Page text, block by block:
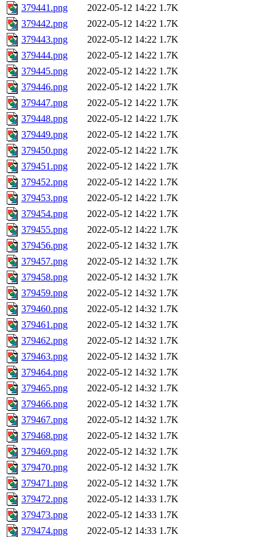
379441.png
2022-05-12 14:22 1.7K
379442.png
2022-05-12 14:22 1.7K
379443.png
2022-05-12 14:22 1.7K
379444.png
2022-05-12 14:22 1.7K
379445.png
2022-05-12 14:22 1.7K
379446.png
2022-05-12 14:22 1.7K
379447.png
2022-05-12 14:22 1.7K
379448.png
2022-05-12 14:22 1.7K
379449.png
2022-05-12 14:22 1.7K
379450.png
2022-05-12 14:22 1.7K
379451.png
2022-05-12 14:22 1.7K
379452.png
2022-05-12 14:22 1.7K
379453.png
2022-05-12 14:22 1.7K
379454.png
2022-05-12 14:22 1.7K
379455.png
2022-05-12 14:22 1.7K
379456.png
2022-05-12 14:32 1.7K
379457.png
2022-05-12 14:32 1.7K
379458.png
2022-05-12 14:32 1.7K
379459.png
2022-05-12 14:32 1.7K
379460.png
2022-05-12 14:32 1.7K
379461.png
2022-05-12 14:32 1.7K
379462.png
2022-05-12 14:32 1.7K
379463.png
2022-05-12 14:32 1.7K
379464.png
2022-05-12 14:32 1.7K
379465.png
2022-05-12 14:32 1.7K
379466.png
2022-05-12 14:32 1.7K
379467.png
2022-05-12 14:32 1.7K
379468.png
2022-05-12 14:32 1.7K
379469.png
2022-05-12 14:32 1.7K
379470.png
2022-05-12 14:32 1.7K
379471.png
2022-05-12 14:32 1.7K
379472.png
2022-05-12 14:33 1.7K
379473.png
2022-05-12 14:33 1.7K
379474.png
2022-05-12 14:33 1.7K